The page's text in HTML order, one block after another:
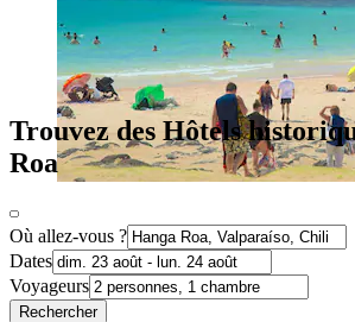
Trouvez des Hôtels
Roa
Où allez-vous ?
Dates
Voyageurs
Rechercher